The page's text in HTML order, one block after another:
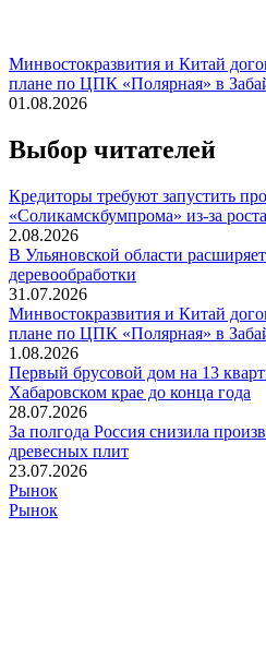
Минвостокразвития и Китай
плане по ЦПК «Полярная» в
01.08.2026
Выбор читателей
Кредиторы требуют запустить
«Соликамскбумпрома» из-за
2.08.2026
В Ульяновской области
деревообработки
31.07.2026
Минвостокразвития и Китай
плане по ЦПК «Полярная» в
1.08.2026
Первый брусовой дом на 13
Хабаровском крае до конца года
28.07.2026
За полгода Россия снизила
древесных плит
23.07.2026
Рынок
Рынок